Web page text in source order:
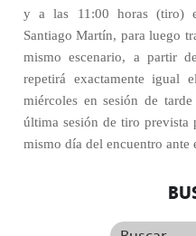
y a las 11:00 horas (tiro)
Santiago Martín, para luego
mismo escenario, a partir
repetirá exactamente igual
miércoles en sesión de
última sesión de tiro prevista
mismo día del encuentro ante